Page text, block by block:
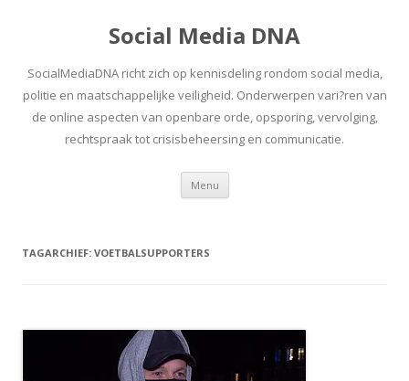
Social Media DNA
SocialMediaDNA richt zich op kennisdeling rondom social media,
politie en maatschappelijke veiligheid. Onderwerpen vari?ren van
de online aspecten van openbare orde, opsporing, vervolging,
rechtspraak tot crisisbeheersing en communicatie.
Menu Spring
inhoud
TAGARCHIEF: VOETBALSUPPORTERS